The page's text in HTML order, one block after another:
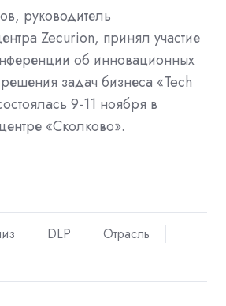
руководитель
Zecurion, принял участие
об инновационных
задач бизнеса «Tech
9-11 ноября в
«Сколково».
DLP
Отрасль